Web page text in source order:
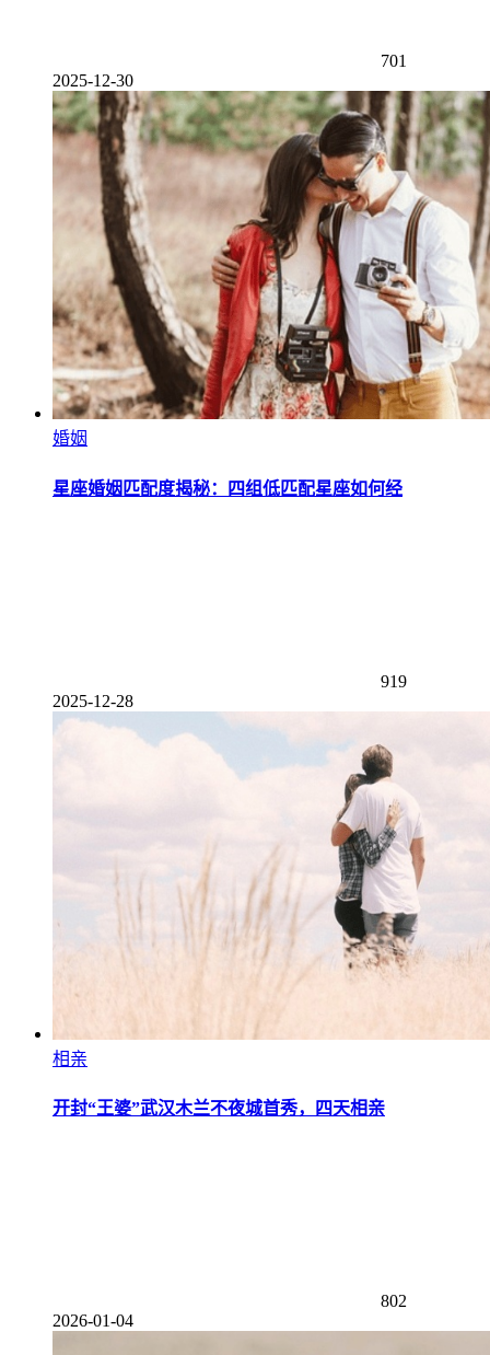
701
2025-12-30
婚姻
星座婚姻匹配度揭秘：四组低匹配星座如何经
919
2025-12-28
相亲
开封“王婆”武汉木兰不夜城首秀，四天相亲
802
2026-01-04